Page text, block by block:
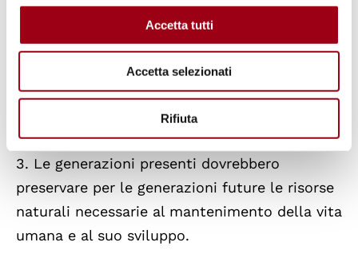
Accetta tutti
Accetta selezionati
Rifiuta
2. Le generazioni presenti dovrebbero vegliare
affinché le generazioni future non siano
esposte agli inquinamenti che rischierebbero
di mettere in pericolo la loro salute o
3. Le generazioni presenti dovrebbero
preservare per le generazioni future le risorse
naturali necessarie al mantenimento della vita
umana e al suo sviluppo.